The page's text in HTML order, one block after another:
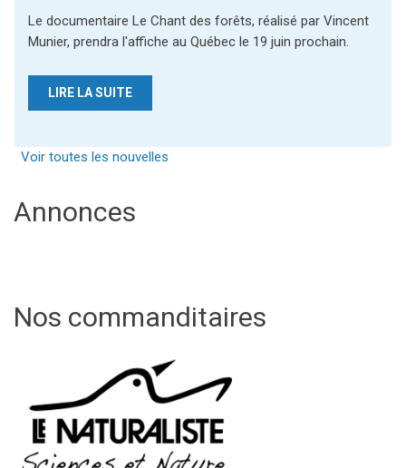
Le documentaire Le Chant des forêts, réalisé par Vincent
Munier, prendra l'affiche au Québec le 19 juin prochain.
LIRE LA SUITE
Voir toutes les nouvelles
Annonces
Nos commanditaires